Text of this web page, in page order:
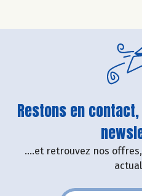
Restons en
....et retrouvez nos